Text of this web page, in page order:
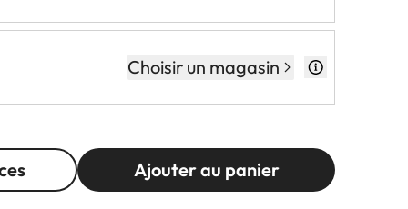
Choisir un magasin
Ajouter au panier